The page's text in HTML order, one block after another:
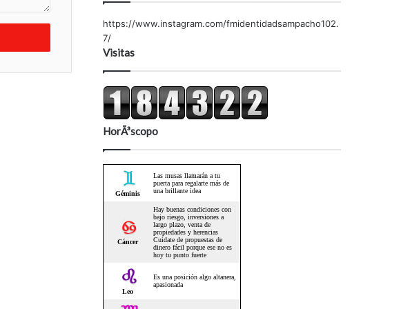
https://www.instagram.com/fmidentidadsampacho102.
7/
Visitas
HorÃ³scopo